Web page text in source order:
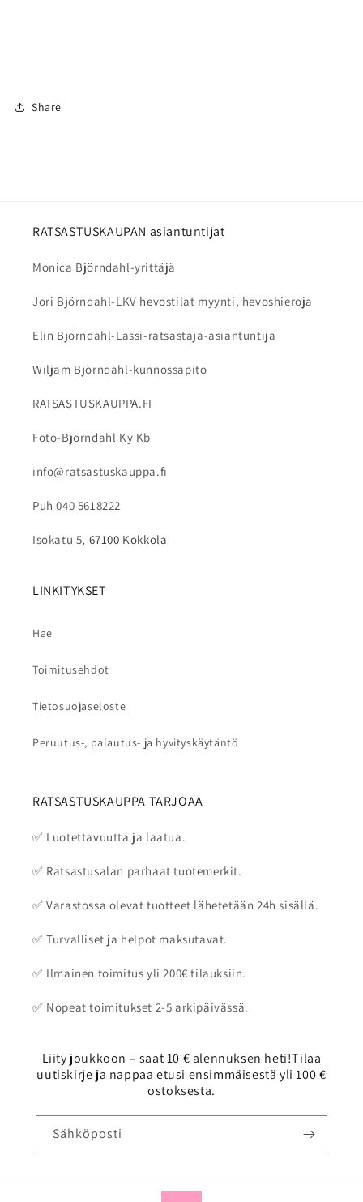
Share
RATSASTUSKAUPAN asiantuntijat
Monica Björndahl-yrittäjä
Jori Björndahl-LKV hevostilat myynti, hevoshieroja
Elin Björndahl-Lassi-ratsastaja-asiantuntija
Wiljam Björndahl-kunnossapito
RATSASTUSKAUPPA.FI
Foto-Björndahl Ky Kb
info@ratsastuskauppa.fi
Puh 040 5618222
Isokatu 5, 67100 Kokkola
LINKITYKSET
Hae
Toimitusehdot
Tietosuojaseloste
Peruutus-, palautus- ja hyvityskäytäntö
RATSASTUSKAUPPA TARJOAA
✅ Luotettavuutta ja laatua.
✅ Ratsastusalan parhaat tuotemerkit.
✅ Varastossa olevat tuotteet lähetetään 24h sisällä.
✅ Turvalliset ja helpot maksutavat.
✅ Ilmainen toimitus yli 200€ tilauksiin.
✅ Nopeat toimitukset 2-5 arkipäivässä.
Liity joukkoon – saat 10 € alennuksen heti!Tilaa
uutiskirje ja nappaa etusi ensimmäisestä yli 100 €
ostoksesta.
Sähköposti